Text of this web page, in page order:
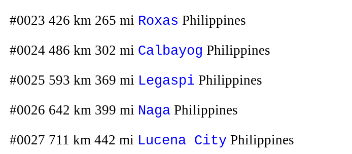
#0023 426 km 265 mi Roxas Philippines
#0024 486 km 302 mi Calbayog Philippines
#0025 593 km 369 mi Legaspi Philippines
#0026 642 km 399 mi NagaPhilippines
#0027 711 km 442 mi Lucena CityPhilippines